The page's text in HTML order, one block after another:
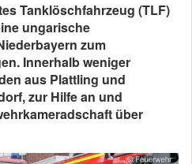
Tanklöschfahrzeug (TLF)
ungarische
zum
Innerhalb weniger
aus Plattling und
zur Hilfe an und
über